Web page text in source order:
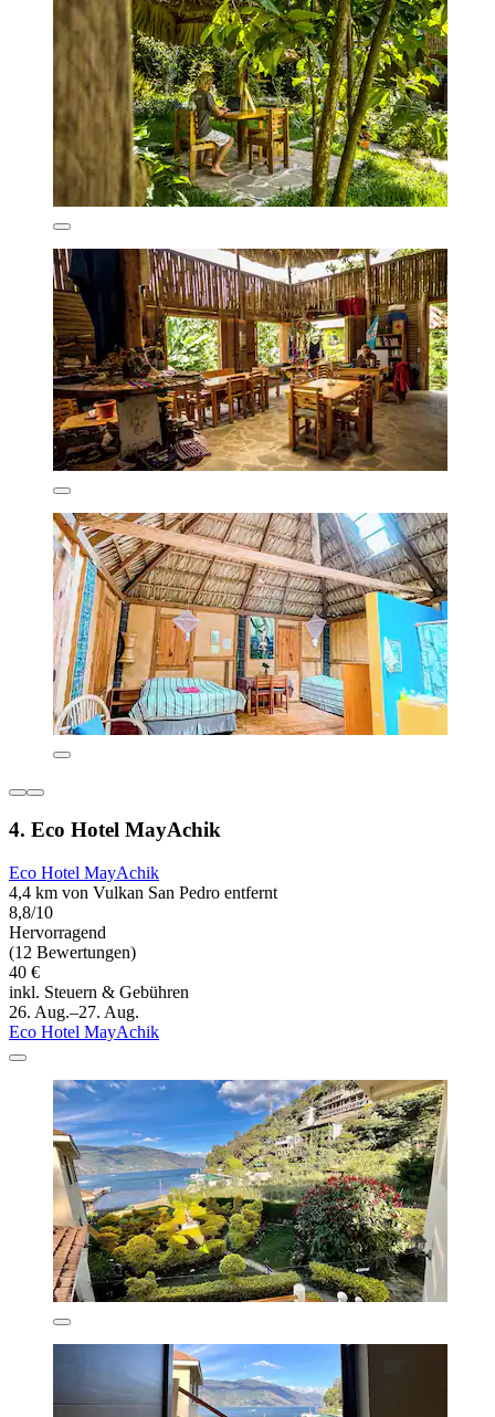
4. Eco Hotel MayAchik
Eco Hotel MayAchik
4,4 km von Vulkan San Pedro entfernt
8,8/10
Hervorragend
(12 Bewertungen)
40 €
inkl. Steuern & Gebühren
26. Aug.–27. Aug.
Eco Hotel MayAchik